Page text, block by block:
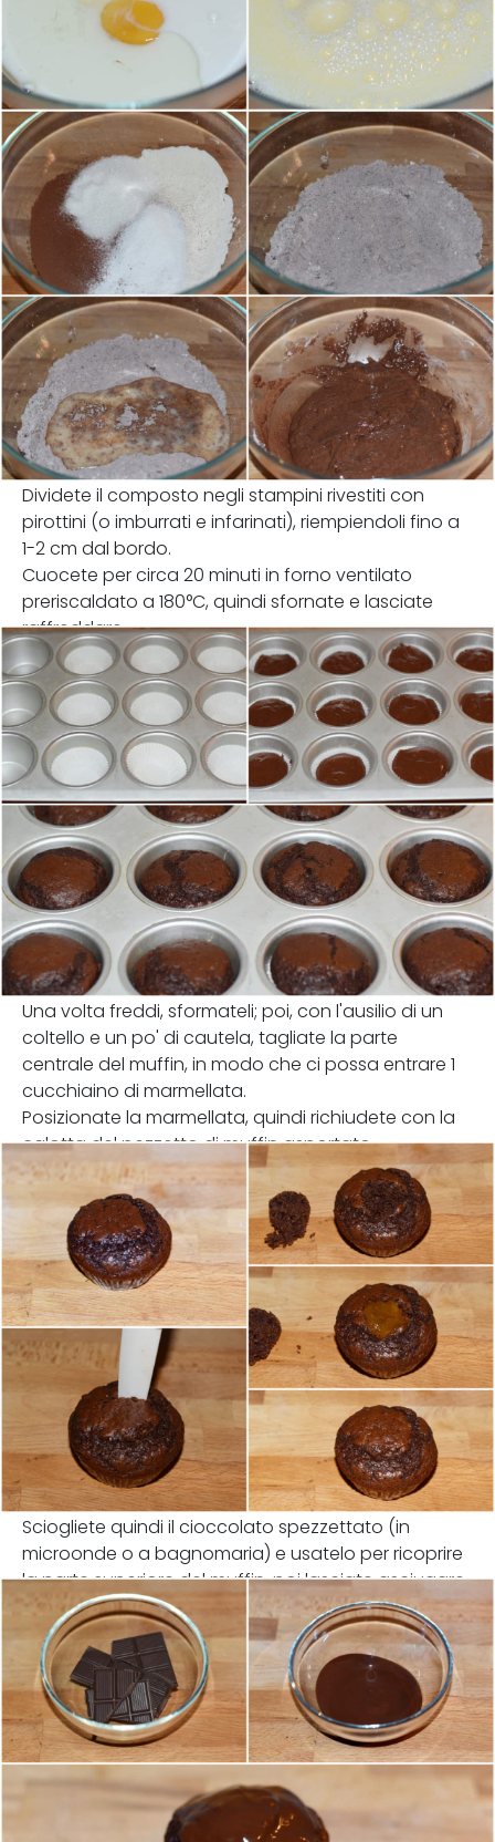
Dividete il composto negli stampini rivestiti con
pirottini (o imburrati e infarinati), riempiendoli fino a
1-2 cm dal bordo.
Cuocete per circa 20 minuti in forno ventilato
preriscaldato a 180°C, quindi sfornate e lasciate
raffreddare.
Una volta freddi, sformateli; poi, con l'ausilio di un
coltello e un po' di cautela, tagliate la parte
centrale del muffin, in modo che ci possa entrare 1
cucchiaino di marmellata.
Posizionate la marmellata, quindi richiudete con la
calotta del pezzetto di muffin asportato.
Sciogliete quindi il cioccolato spezzettato (in
microonde o a bagnomaria) e usatelo per ricoprire
la parte superiore del muffin, poi lasciate asciugare.